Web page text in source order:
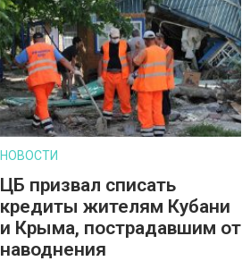
НОВОСТИ
ЦБ призвал списать
кредиты жителям Кубани
и Крыма, пострадавшим от
наводнения